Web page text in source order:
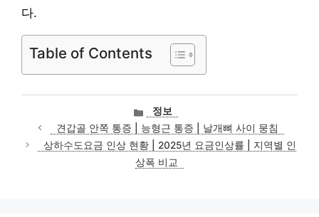
다.
Table of Contents
카
테
고
리
정보
견갑골 안쪽 통증 | 능형근 통증 | 날개뼈 사이 뭉침
상하수도요금 인상 현황 | 2025년 요금인상률 | 지역별 인
상폭 비교